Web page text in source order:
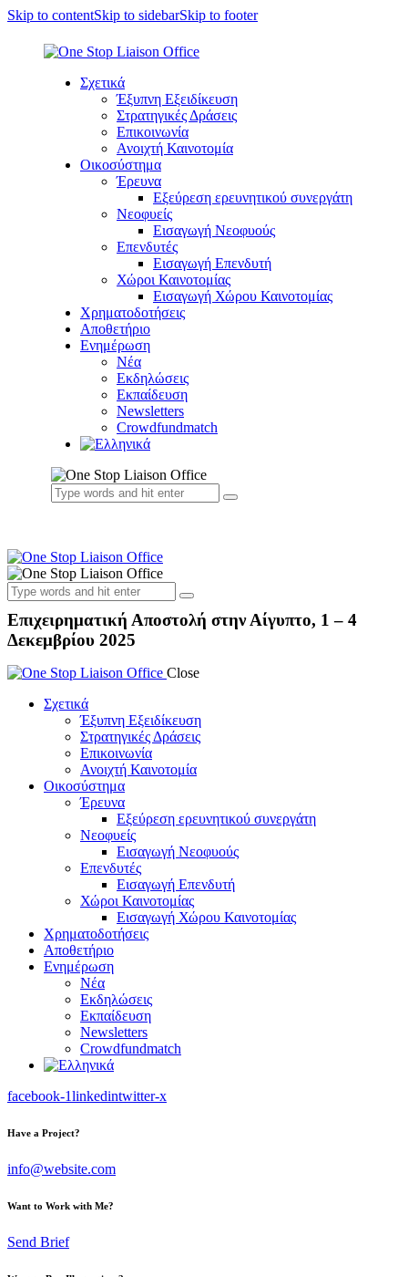
Skip to contentSkip to sidebarSkip to footer
Σχετικά
Έξυπνη Εξειδίκευση
Στρατηγικές Δράσεις
Επικοινωνία
Ανοιχτή Καινοτομία
Οικοσύστημα
Έρευνα
Εξεύρεση ερευνητικού συνεργάτη
Νεοφυείς
Εισαγωγή Νεοφυούς
Επενδυτές
Εισαγωγή Επενδυτή
Χώροι Καινοτομίας
Εισαγωγή Χώρου Καινοτομίας
Χρηματοδοτήσεις
Αποθετήριο
Ενημέρωση
Νέα
Εκδηλώσεις
Εκπαίδευση
Newsletters
Crowdfundmatch
Επιχειρηματική Αποστολή στην Αίγυπτο, 1 – 4
Δεκεμβρίου 2025
Close
Σχετικά
Έξυπνη Εξειδίκευση
Στρατηγικές Δράσεις
Επικοινωνία
Ανοιχτή Καινοτομία
Οικοσύστημα
Έρευνα
Εξεύρεση ερευνητικού συνεργάτη
Νεοφυείς
Εισαγωγή Νεοφυούς
Επενδυτές
Εισαγωγή Επενδυτή
Χώροι Καινοτομίας
Εισαγωγή Χώρου Καινοτομίας
Χρηματοδοτήσεις
Αποθετήριο
Ενημέρωση
Νέα
Εκδηλώσεις
Εκπαίδευση
Newsletters
Crowdfundmatch
facebook-1linkedintwitter-x
Have a Project?
info@website.com
Want to Work with Me?
Send Brief